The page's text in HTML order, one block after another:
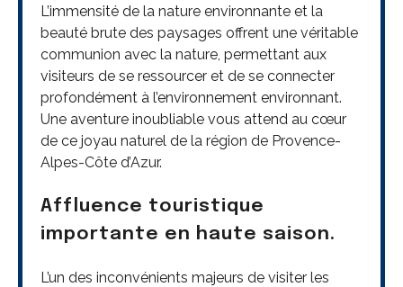
L’immensité de la nature environnante et la
beauté brute des paysages offrent une véritable
communion avec la nature, permettant aux
visiteurs de se ressourcer et de se connecter
profondément à l’environnement environnant.
Une aventure inoubliable vous attend au cœur
de ce joyau naturel de la région de Provence-
Alpes-Côte d’Azur.
Affluence touristique
importante en haute saison.
L’un des inconvénients majeurs de visiter les